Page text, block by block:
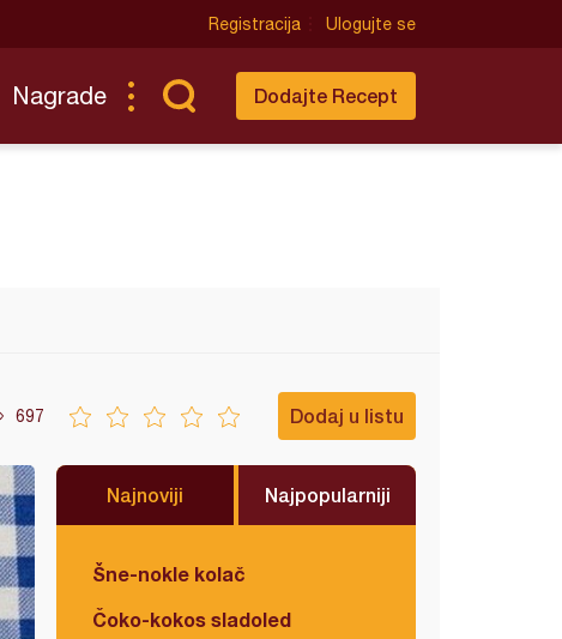
Registracija Ulogujte se
Nagrade Dodajte Recept
697 Dodaj u listu
Najnoviji Najpopularniji
Šne-nokle kolač
Čoko-kokos sladoled